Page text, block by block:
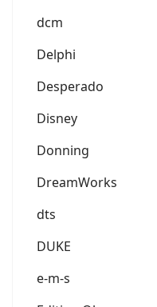
dcm
Delphi
Desperado
Disney
Donning
DreamWorks
dts
DUKE
e-m-s